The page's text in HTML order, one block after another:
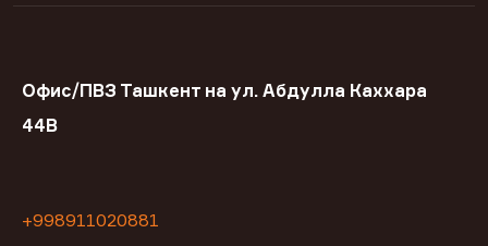
Офис/ПВЗ Ташкент на ул. Абдулла Каххара
44В
+998911020881